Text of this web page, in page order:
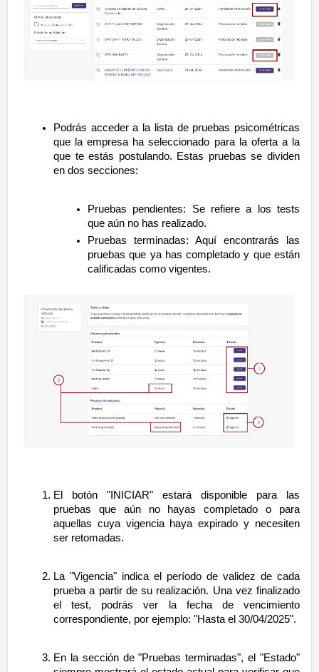
Podrás acceder a la lista de pruebas psicométricas
que la empresa ha seleccionado para la oferta a la
que te estás postulando. Estas pruebas se dividen
en dos secciones:
Pruebas pendientes: Se refiere a los tests
que aún no has realizado.
Pruebas terminadas: Aquí encontrarás las
pruebas que ya has completado y que están
calificadas como vigentes.
El botón "INICIAR" estará disponible para las
pruebas que aún no hayas completado o para
aquellas cuya vigencia haya expirado y necesiten
ser retomadas.
La "Vigencia" indica el período de validez de cada
prueba a partir de su realización. Una vez finalizado
el test, podrás ver la fecha de vencimiento
correspondiente, por ejemplo: "Hasta el 30/04/2025".
En la sección de "Pruebas terminadas", el "Estado"